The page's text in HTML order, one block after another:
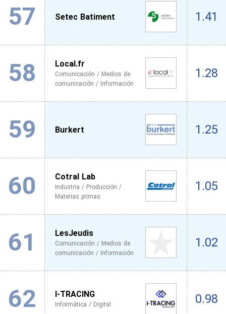
57 Setec Batiment 1.41
58 Local.fr
Comunicación / Medios de
comunicación / Información
1.28
59 Burkert 1.25
60 Cotral Lab
Industria / Producción /
Materias primas
1.05
61 LesJeudis
Comunicación / Medios de
comunicación / Información
1.02
62 I-TRACING
Informática / Digital 0.98